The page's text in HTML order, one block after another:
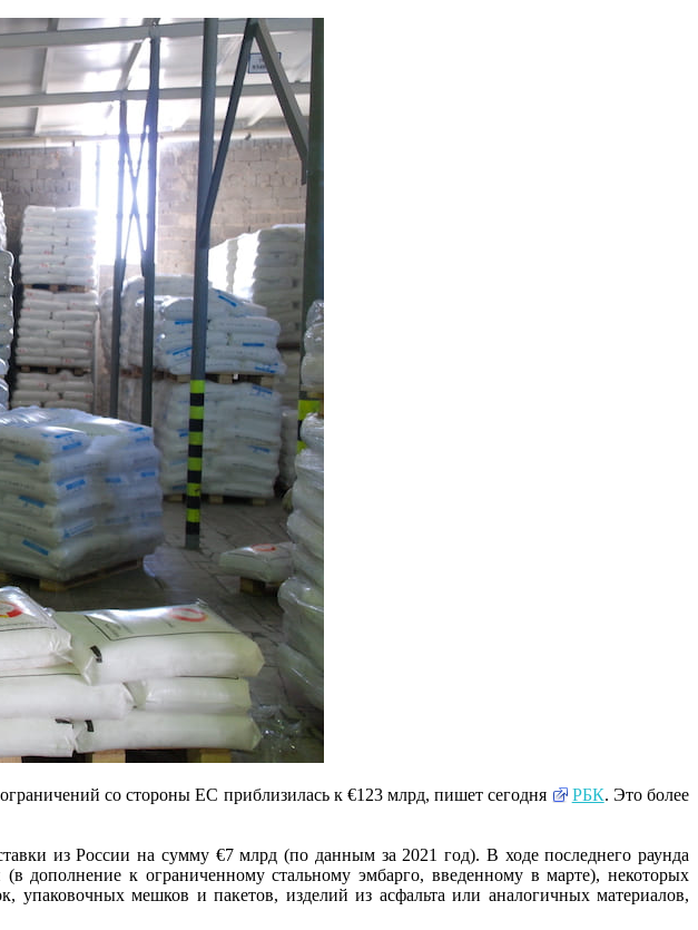
со стороны ЕС приблизилась к €123 млрд, пишет сегодня РБК. Это более
из России на сумму €7 млрд (по данным за 2021 год). В ходе последнего раунда
дополнение к ограниченному стальному эмбарго, введенному в марте), некоторых
упаковочных мешков и пакетов, изделий из асфальта или аналогичных материалов,